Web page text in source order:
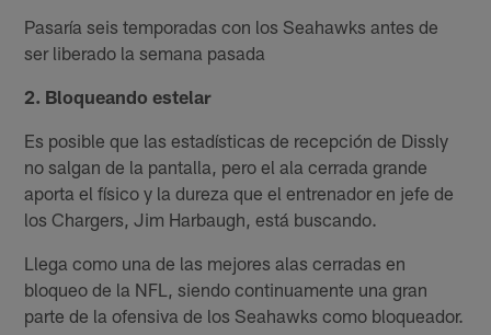
Pasaría seis temporadas con los Seahawks antes de
ser liberado la semana pasada
2. Bloqueando estelar
Es posible que las estadísticas de recepción de Dissly
no salgan de la pantalla, pero el ala cerrada grande
aporta el físico y la dureza que el entrenador en jefe de
los Chargers, Jim Harbaugh, está buscando.
Llega como una de las mejores alas cerradas en
bloqueo de la NFL, siendo continuamente una gran
parte de la ofensiva de los Seahawks como bloqueador.